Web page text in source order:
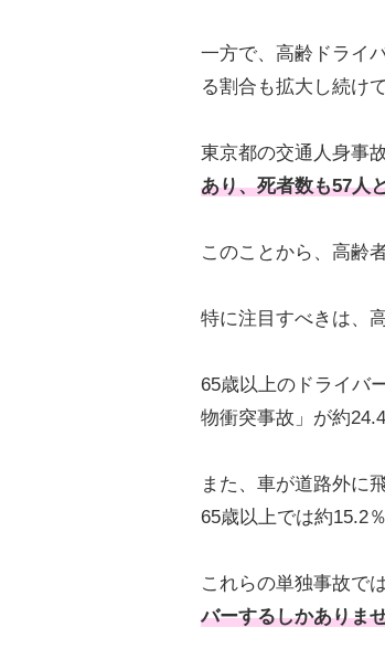
一方で、高齢ドライ
る割合も拡大し続け
東京都の交通人身事
あり、死者数も57人
このことから、高齢
特に注目すべきは、
65歳以上のドライバ
物衝突事故」が約
また、車が道路外に
65歳以上では約15.2
これらの単独事故で
バーするしかありま